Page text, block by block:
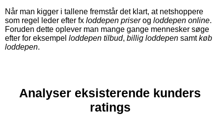
Når man kigger i tallene fremstår det klart, at netshoppere
som regel leder efter fx loddepen priserog loddepen online.
Foruden dette oplever man mange gange mennesker søge
efter for eksempel loddepen tilbud, billig loddepen samtkøb
loddepen.
Analyser eksisterende kunders
ratings